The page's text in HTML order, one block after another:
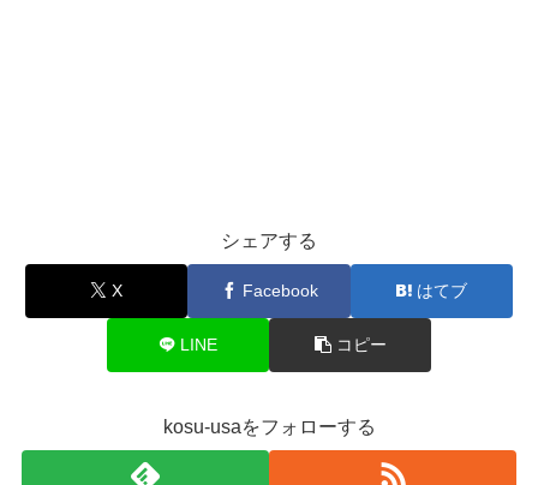
シェアする
X Facebook はてブ
LINE コピー
kosu-usaをフォローする